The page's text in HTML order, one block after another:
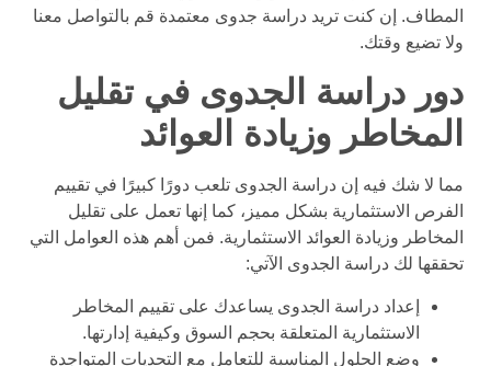
المطاف. إن كنت تريد دراسة جدوى معتمدة قم بالتواصل معنا
ولا تضيع وقتك.
دور دراسة الجدوى في تقليل
المخاطر وزيادة العوائد
مما لا شك فيه إن دراسة الجدوى تلعب دورًا كبيرًا في تقييم
الفرص الاستثمارية بشكل مميز، كما إنها تعمل على تقليل
المخاطر وزيادة العوائد الاستثمارية. فمن أهم هذه العوامل التي
تحققها لك دراسة الجدوى الآتي:
إعداد دراسة الجدوى يساعدك على تقييم المخاطر
الاستثمارية المتعلقة بحجم السوق وكيفية إدارتها.
وضع الحلول المناسبة للتعامل مع التحديات المتواجدة